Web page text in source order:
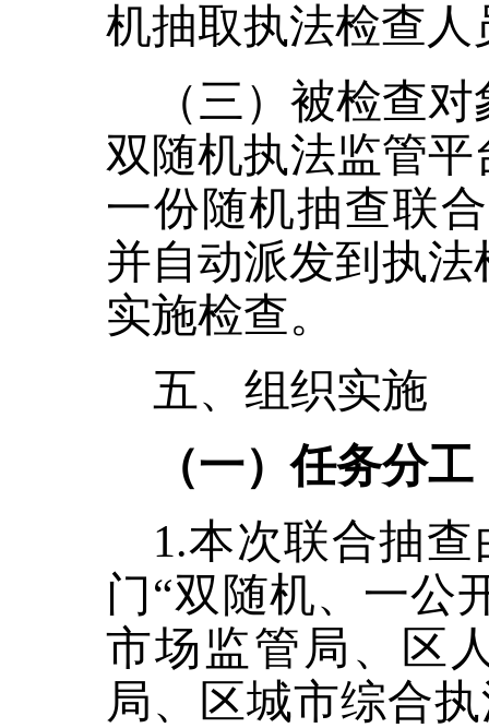
机抽取执法检查
（三）被检查
双随机执法监管
一份随机抽查联
并自动派发到执
实施检查。
五、组织实施
（一）任务分工
1.本次联合抽
门“双随机、一公
市场监管局、区
局、区城市综合